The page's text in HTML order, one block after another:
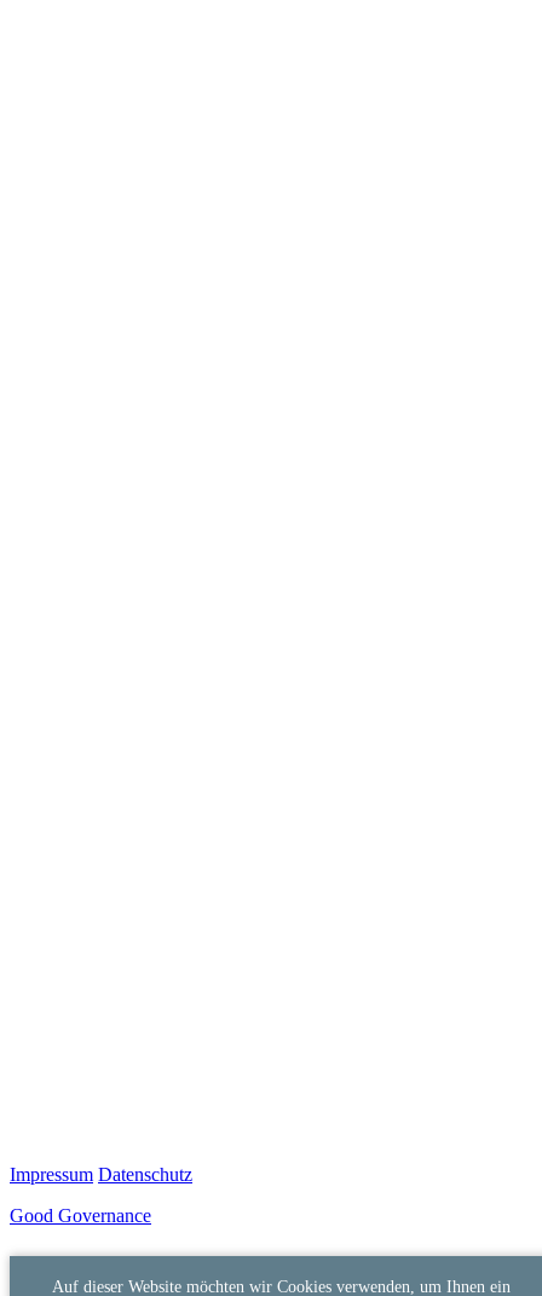
Impressum Datenschutz
Good Governance
Auf dieser Website möchten wir Cookies verwenden, um Ihnen ein